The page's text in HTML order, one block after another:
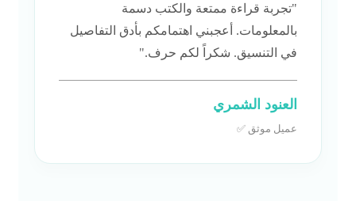
"تجربة قراءة ممتعة والكتب دسمة
بالمعلومات. أعجبني اهتمامكم بأدق التفاصيل
في التنسيق. شكراً لكم حرف."
العنود الشمري
عميل موثق ✅